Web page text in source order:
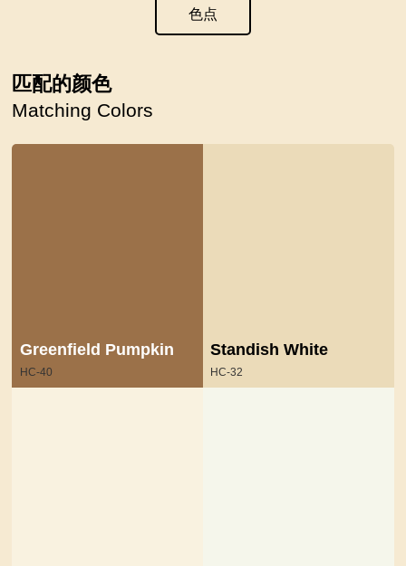
色点
匹配的颜色
Matching Colors
Greenfield Pumpkin
HC-40
Standish White
HC-32